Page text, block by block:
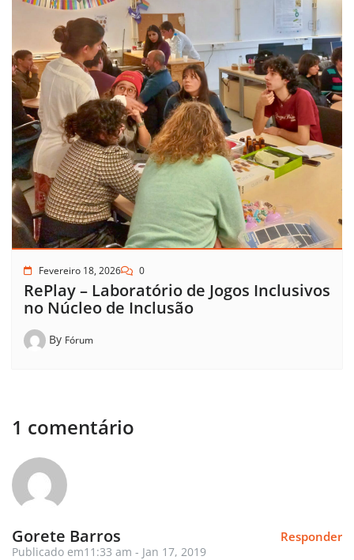
Fevereiro 18, 2026 0
RePlay – Laboratório de Jogos Inclusivos
no Núcleo de Inclusão
By Fórum
1 comentário
Responder
Gorete Barros
Publicado em11:33 am - Jan 17, 2019